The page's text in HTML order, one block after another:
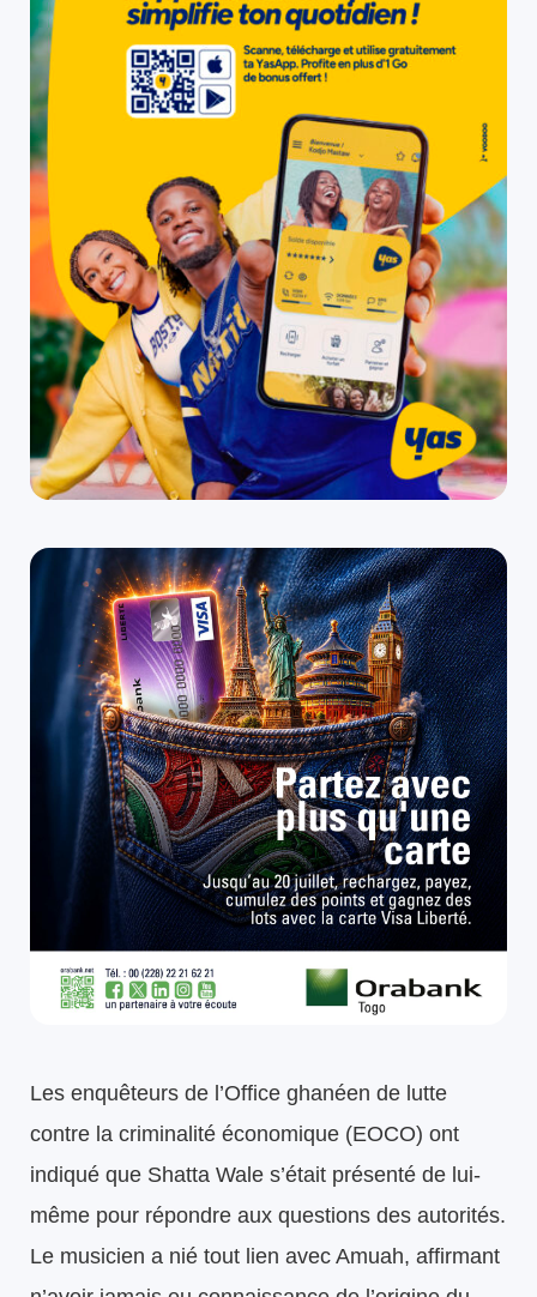
Les enquêteurs de l’Office ghanéen de lutte
contre la criminalité économique (EOCO) ont
indiqué que Shatta Wale s’était présenté de lui-
même pour répondre aux questions des autorités.
Le musicien a nié tout lien avec Amuah, affirmant